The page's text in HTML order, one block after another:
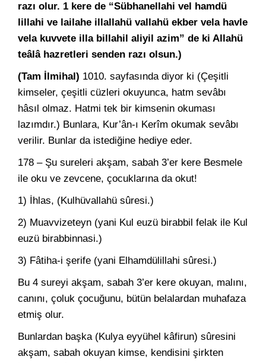
razı olur. 1 kere de “Sübhanellahi vel hamdü
lillahi ve lailahe illallahü vallahü ekber vela havle
vela kuvvete illa billahil aliyil azim” de ki Allahü
teâlâ hazretleri senden razı olsun.)
(Tam İlmihal) 1010. sayfasında diyor ki (Çeşitli
kimseler, çeşitli cüzleri okuyunca, hatm sevâbı
hâsıl olmaz. Hatmi tek bir kimsenin okuması
lazımdır.) Bunlara, Kur’ân-ı Kerîm okumak sevâbı
verilir. Bunlar da istediğine hediye eder.
178 – Şu sureleri akşam, sabah 3’er kere Besmele
ile oku ve zevcene, çocuklarına da okut!
1) İhlas, (Kulhüvallahü sûresi.)
2) Muavvizeteyn (yani Kul euzü birabbil felak ile Kul
euzü birabbinnasi.)
3) Fâtiha-i şerife (yani Elhamdülillahi sûresi.)
Bu 4 sureyi akşam, sabah 3’er kere okuyan, malını,
canını, çoluk çocuğunu, bütün belalardan muhafaza
etmiş olur.
Bunlardan başka (Kulya eyyühel kâfirun) sûresini
akşam, sabah okuyan kimse, kendisini şirkten